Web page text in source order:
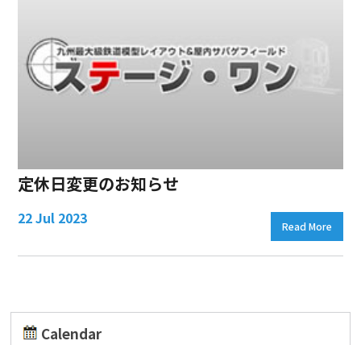
定休日変更のお知らせ
22 Jul 2023 Read More
Calendar